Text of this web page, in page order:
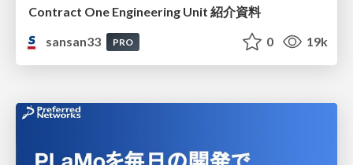
Contract One Engineering Unit 紹介資料
sansan33
PRO 0 19k